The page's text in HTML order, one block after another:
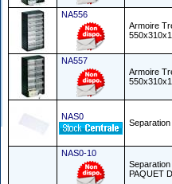
NA556
Armoire
NA557
Armoire
NAS0
NAS0-10
PAQUET